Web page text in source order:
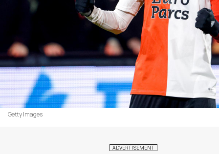
Getty Images